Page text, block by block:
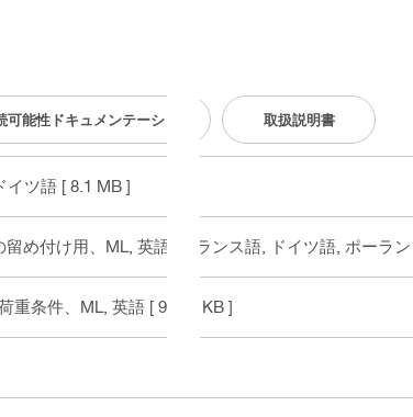
可能性ドキュメンテーション 取扱説明書
イツ語 [ 8.1 MB ]
留め付け用、ML , 英語, フランス語, ドイツ語, ポーラ
重条件、ML , 英語 [ 944.5 KB ]